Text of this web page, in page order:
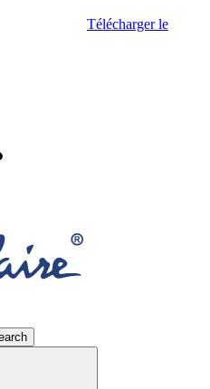
Télécharger le